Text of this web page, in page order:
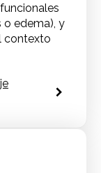
o edema), y
contexto